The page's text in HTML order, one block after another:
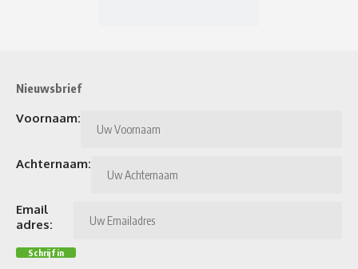
Nieuwsbrief
Voornaam:
Achternaam:
Email
adres: